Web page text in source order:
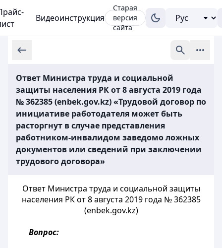
Видеоинструкция
Старая
версия
сайта
Ответ Министра труда и социальной
защиты населения РК от 8 августа 2019 года
№ 362385 (enbek.gov.kz) «Трудовой договор по
инициативе работодателя может быть
расторгнут в случае представления
работником-инвалидом заведомо ложных
документов или сведений при заключении
трудового договора»
Ответ Министра труда и социальной защиты
населения РК от 8 августа 2019 года № 362385
(enbek.gov.kz)
Вопрос: